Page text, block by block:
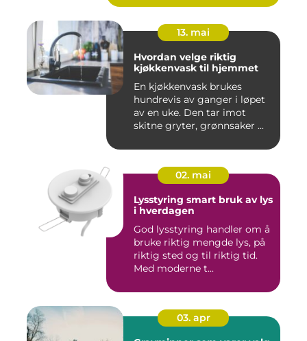
13. mai
Hvordan velge riktig
kjøkkenvask til hjemmet
En kjøkkenvask brukes
hundrevis av ganger i løpet
av en uke. Den tar imot
skitne gryter, grønnsaker ...
02. mai
Lysstyring smart bruk av lys
i hverdagen
God lysstyring handler om å
bruke riktig mengde lys, på
riktig sted og til riktig tid.
Med moderne t...
03. apr